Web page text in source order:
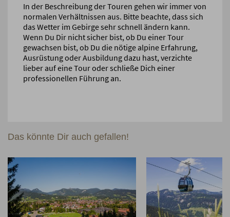
In der Beschreibung der Touren gehen wir immer von
normalen Verhältnissen aus. Bitte beachte, dass sich
das Wetter im Gebirge sehr schnell ändern kann.
Wenn Du Dir nicht sicher bist, ob Du einer Tour
gewachsen bist, ob Du die nötige alpine Erfahrung,
Ausrüstung oder Ausbildung dazu hast, verzichte
lieber auf eine Tour oder schließe Dich einer
professionellen Führung an.
Das könnte Dir auch gefallen!